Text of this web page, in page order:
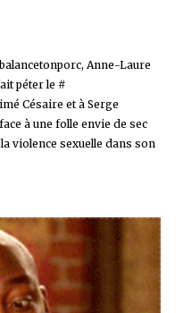
Anne-Laure
péter le #
Césaire et à Serge
à une folle envie de sec
violence sexuelle dans son